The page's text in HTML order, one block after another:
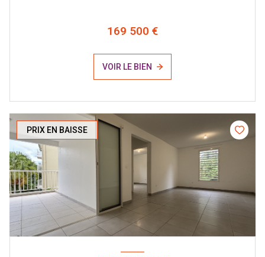
169 500 €
VOIR LE BIEN
PRIX EN BAISSE